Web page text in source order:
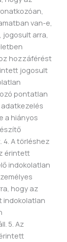
van-e,
jogosult arra,
hozzáférést
jogosult
pontatlan
a hiányos
A törléshez
érintett
indokolatlan
hogy az
indokolatlan
5. Az